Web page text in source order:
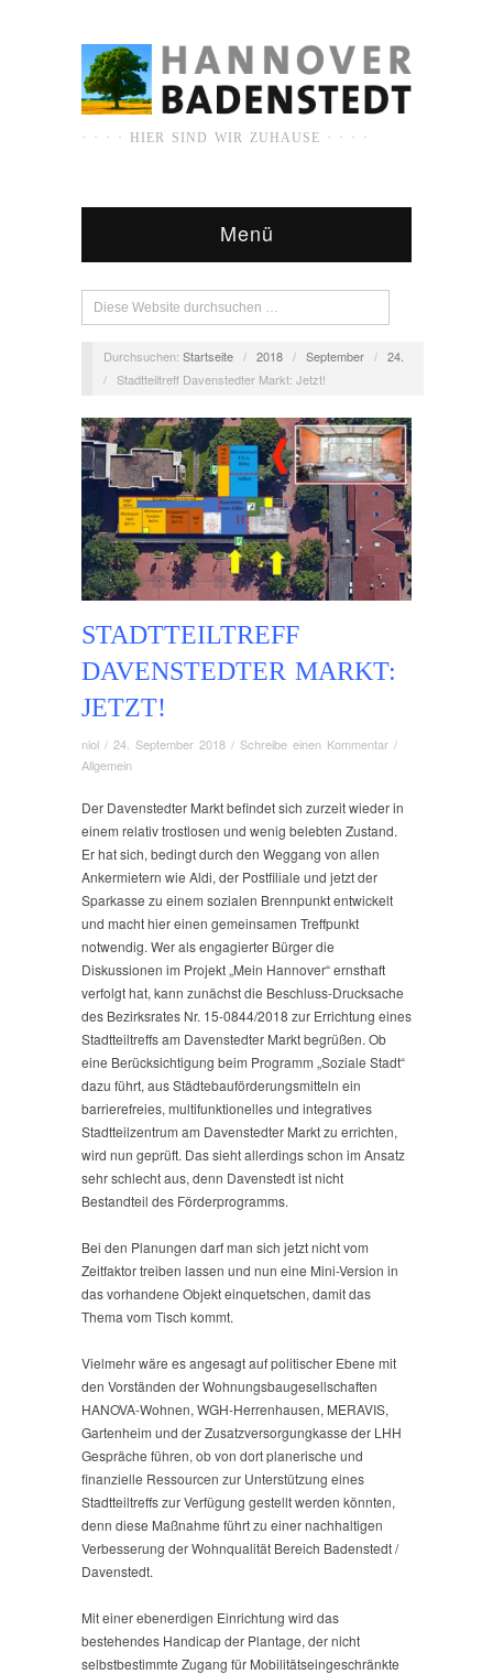
· · · · HIER SIND WIR ZUHAUSE · · · ·
Menü
Durchsuchen: Startseite / 2018 / September / 24.
/ Stadtteiltreff Davenstedter Markt: Jetzt!
STADTTEILTREFF
DAVENSTEDTER MARKT:
JETZT!
niol / 24. September 2018 / Schreibe einen Kommentar /
Allgemein
Der Davenstedter Markt befindet sich zurzeit wieder in
einem relativ trostlosen und wenig belebten Zustand.
Er hat sich, bedingt durch den Weggang von allen
Ankermietern wie Aldi, der Postfiliale und jetzt der
Sparkasse zu einem sozialen Brennpunkt entwickelt
und macht hier einen gemeinsamen Treffpunkt
notwendig. Wer als engagierter Bürger die
Diskussionen im Projekt „Mein Hannover“ ernsthaft
verfolgt hat, kann zunächst die Beschluss-Drucksache
des Bezirksrates Nr. 15-0844/2018 zur Errichtung eines
Stadtteiltreffs am Davenstedter Markt begrüßen. Ob
eine Berücksichtigung beim Programm „Soziale Stadt“
dazu führt, aus Städtebauförderungsmitteln ein
barrierefreies, multifunktionelles und integratives
Stadtteilzentrum am Davenstedter Markt zu errichten,
wird nun geprüft. Das sieht allerdings schon im Ansatz
sehr schlecht aus, denn Davenstedt ist nicht
Bestandteil des Förderprogramms.
Bei den Planungen darf man sich jetzt nicht vom
Zeitfaktor treiben lassen und nun eine Mini-Version in
das vorhandene Objekt einquetschen, damit das
Thema vom Tisch kommt.
Vielmehr wäre es angesagt auf politischer Ebene mit
den Vorständen der Wohnungsbaugesellschaften
HANOVA-Wohnen, WGH-Herrenhausen, MERAVIS,
Gartenheim und der Zusatzversorgungkasse der LHH
Gespräche führen, ob von dort planerische und
finanzielle Ressourcen zur Unterstützung eines
Stadtteiltreffs zur Verfügung gestellt werden könnten,
denn diese Maßnahme führt zu einer nachhaltigen
Verbesserung der Wohnqualität Bereich Badenstedt /
Davenstedt.
Mit einer ebenerdigen Einrichtung wird das
bestehendes Handicap der Plantage, der nicht
selbstbestimmte Zugang für Mobilitätseingeschränkte